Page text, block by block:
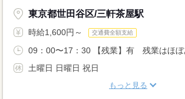
東京都世田谷区/三軒茶屋駅
時給1,600円～ 交通費全額支給
09：00〜17：30 【残業】有 残業はほぼ
土曜日 日曜日 祝日
もっと見る